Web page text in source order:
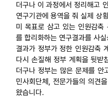
더구나 이 과정에서 정리해고
연구기관에 용역을 줘 실제 상
미 목표로 삼고 있는 인원감축
를 합리화하는 연구결과를 사
결과가 정부가 정한 인원감축
다시 손질해 정부 계획을 뒷받
더구나 정부는 많은 문제를 안
민사회단체, 전문가들의 의견
왔습니다.